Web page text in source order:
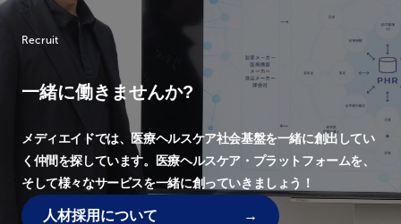
Recruit
一緒に働きませんか?
メディエイドでは、医療ヘルスケア社会基盤を一緒に創出してい
く仲間を探しています。 医療ヘルスケア・プラットフォームを、
そして様々なサービスを一緒に創っていきましょう！
人材採用について